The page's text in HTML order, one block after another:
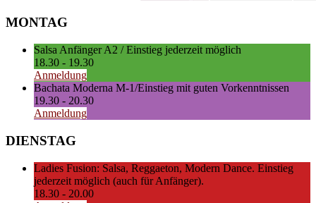
MONTAG
Salsa Anfänger A2 / Einstieg jederzeit möglich
18.30 - 19.30
Anmeldung
Bachata Moderna M-1/Einstieg mit guten Vorkenntnissen
19.30 - 20.30
Anmeldung
DIENSTAG
Ladies Fusion: Salsa, Reggaeton, Modern Dance. Einstieg
jederzeit möglich (auch für Anfänger).
18.30 - 20.00